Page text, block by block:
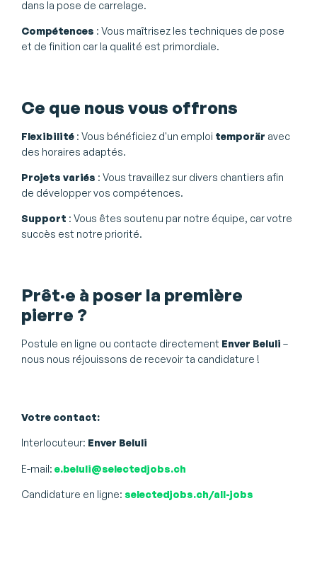
dans la pose de carrelage.
Compétences : Vous maîtrisez les techniques de pose
et de finition car la qualité est primordiale.
Ce que nous vous offrons
Flexibilité : Vous bénéficiez d'un emploi temporär avec
des horaires adaptés.
Projets variés : Vous travaillez sur divers chantiers afin
de développer vos compétences.
Support : Vous êtes soutenu par notre équipe, car votre
succès est notre priorité.
Prêt·e à poser la première
pierre ?
Postule en ligne ou contacte directement Enver Beluli –
nous nous réjouissons de recevoir ta candidature !
Votre contact:
Interlocuteur: Enver Beluli
E-mail: e.beluli@selectedjobs.ch
Candidature en ligne: selectedjobs.ch/all-jobs